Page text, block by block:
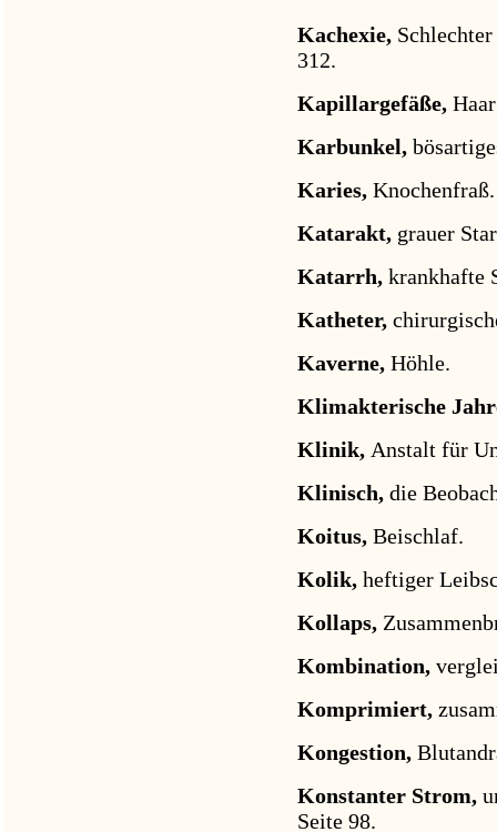
Kachexie,
312.
Kapillargefäße,
Karbunkel,
Karies, Knochenfraß.
Katarakt, grauer
Katarrh, krankhafte
Katheter,
Kaverne, Höhle.
Klimakterische
Klinik, Anstalt für
Klinisch, die
Koitus, Beischlaf.
Kolik, heftiger
Kollaps,
Kombination,
Komprimiert,
Kongestion,
Konstanter Strom,
Seite 98.